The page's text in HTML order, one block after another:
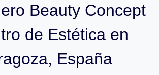
Beauty Concept
de Estética en
España